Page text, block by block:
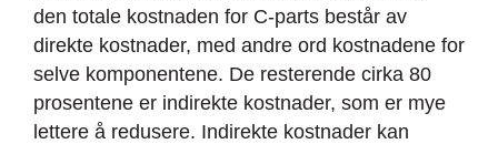
den totale kostnaden for C-parts består av
direkte kostnader, med andre ord kostnadene for
selve komponentene. De resterende cirka 80
prosentene er indirekte kostnader, som er mye
lettere å redusere. Indirekte kostnader kan